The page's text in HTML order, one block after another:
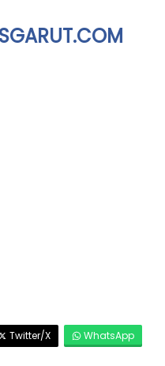
Twitter/X WhatsApp